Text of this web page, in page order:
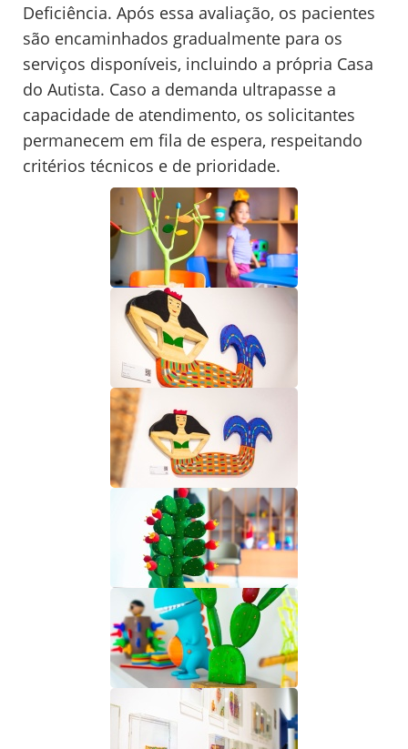
Deficiência. Após essa avaliação, os pacientes
são encaminhados gradualmente para os
serviços disponíveis, incluindo a própria Casa
do Autista. Caso a demanda ultrapasse a
capacidade de atendimento, os solicitantes
permanecem em fila de espera, respeitando
critérios técnicos e de prioridade.